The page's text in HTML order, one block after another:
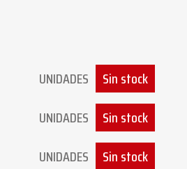
UNIDADES Sin stock
UNIDADES Sin stock
UNIDADES Sin stock